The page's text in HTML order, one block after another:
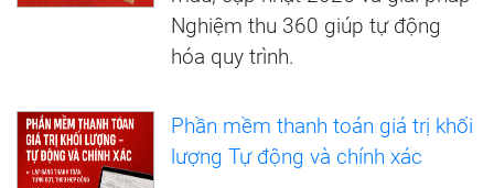
Nghiệm thu 360 giúp tự động
hóa quy trình.
Phần mềm thanh toán giá trị khối
lượng Tự động và chính xác